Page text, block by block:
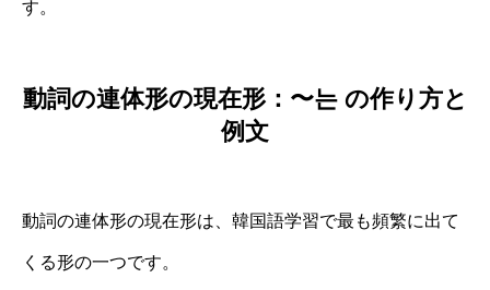
す。
動詞の連体形の現在形：〜는 の作り方と
例文
動詞の連体形の現在形は、韓国語学習で最も頻繁に出て
くる形の一つです。